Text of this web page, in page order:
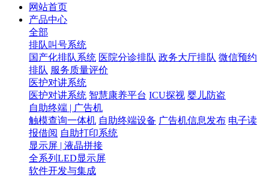
网站首页
产品中心
全部
排队叫号系统
国产化排队系统 医院分诊排队 政务大厅排队 微信预约
排队 服务质量评价
医护对讲系统
医护对讲系统 智慧康养平台 ICU探视 婴儿防盗
自助终端 | 广告机
触模查询一体机 自助终端设备 广告机信息发布 电子读
报借阅 自助打印系统
显示屏 | 液晶拼接
全系列LED显示屏
软件开发与集成